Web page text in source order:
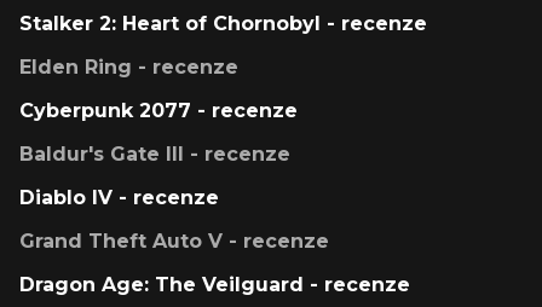
Stalker 2: Heart of Chornobyl - recenze
Elden Ring - recenze
Cyberpunk 2077 - recenze
Baldur's Gate III - recenze
Diablo IV - recenze
Grand Theft Auto V - recenze
Dragon Age: The Veilguard - recenze